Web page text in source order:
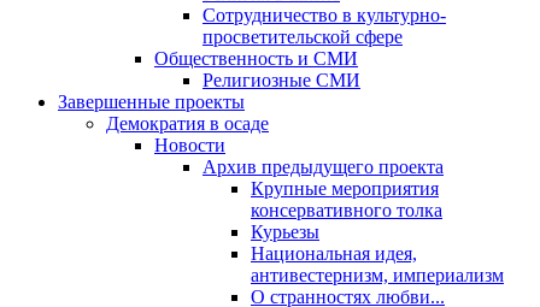
Сотрудничество в культурно-
просветительской сфере
Общественность и СМИ
Религиозные СМИ
Завершенные проекты
Демократия в осаде
Новости
Архив предыдущего проекта
Крупные мероприятия
консервативного толка
Курьезы
Национальная идея,
антивестернизм, империализм
О странностях любви...